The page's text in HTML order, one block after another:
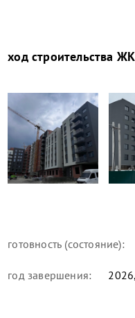
ход строительства
готовность (состояние):
год завершения: